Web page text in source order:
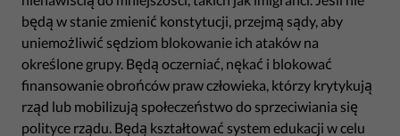
będą w stanie zmienić konstytucji, przejmą sądy, aby
uniemożliwić sędziom blokowanie ich ataków na
określone grupy. Będą oczerniać, nękać i blokować
finansowanie obrońców praw człowieka, którzy krytykują
rząd lub mobilizują społeczeństwo do sprzeciwiania się
polityce rządu. Będą kształtować system edukacji w celu